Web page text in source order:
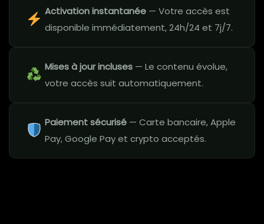
Activation instantanée — Votre accès est
disponible immédiatement, 24h/24 et 7j/7.
Mises à jour incluses — Le contenu évolue,
votre accès suit automatiquement.
Paiement sécurisé — Carte bancaire, Apple
Pay, Google Pay et crypto acceptés.